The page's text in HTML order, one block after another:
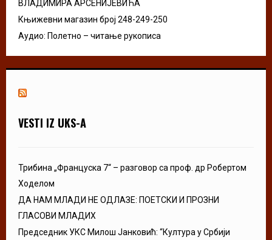
ВЛАДИМИРА АРСЕНИЈЕВИЋА
Књижевни магазин број 248-249-250
Аудио: Полетно – читање рукописа
VESTI IZ UKS-A
Трибина „Француска 7“ – разговор са проф. др Робертом
Ходелом
ДА НАМ МЛАДИ НЕ ОДЛАЗЕ: ПОЕТСКИ И ПРОЗНИ
ГЛАСОВИ МЛАДИХ
Председник УКС Милош Јанковић: “Култура у Србији